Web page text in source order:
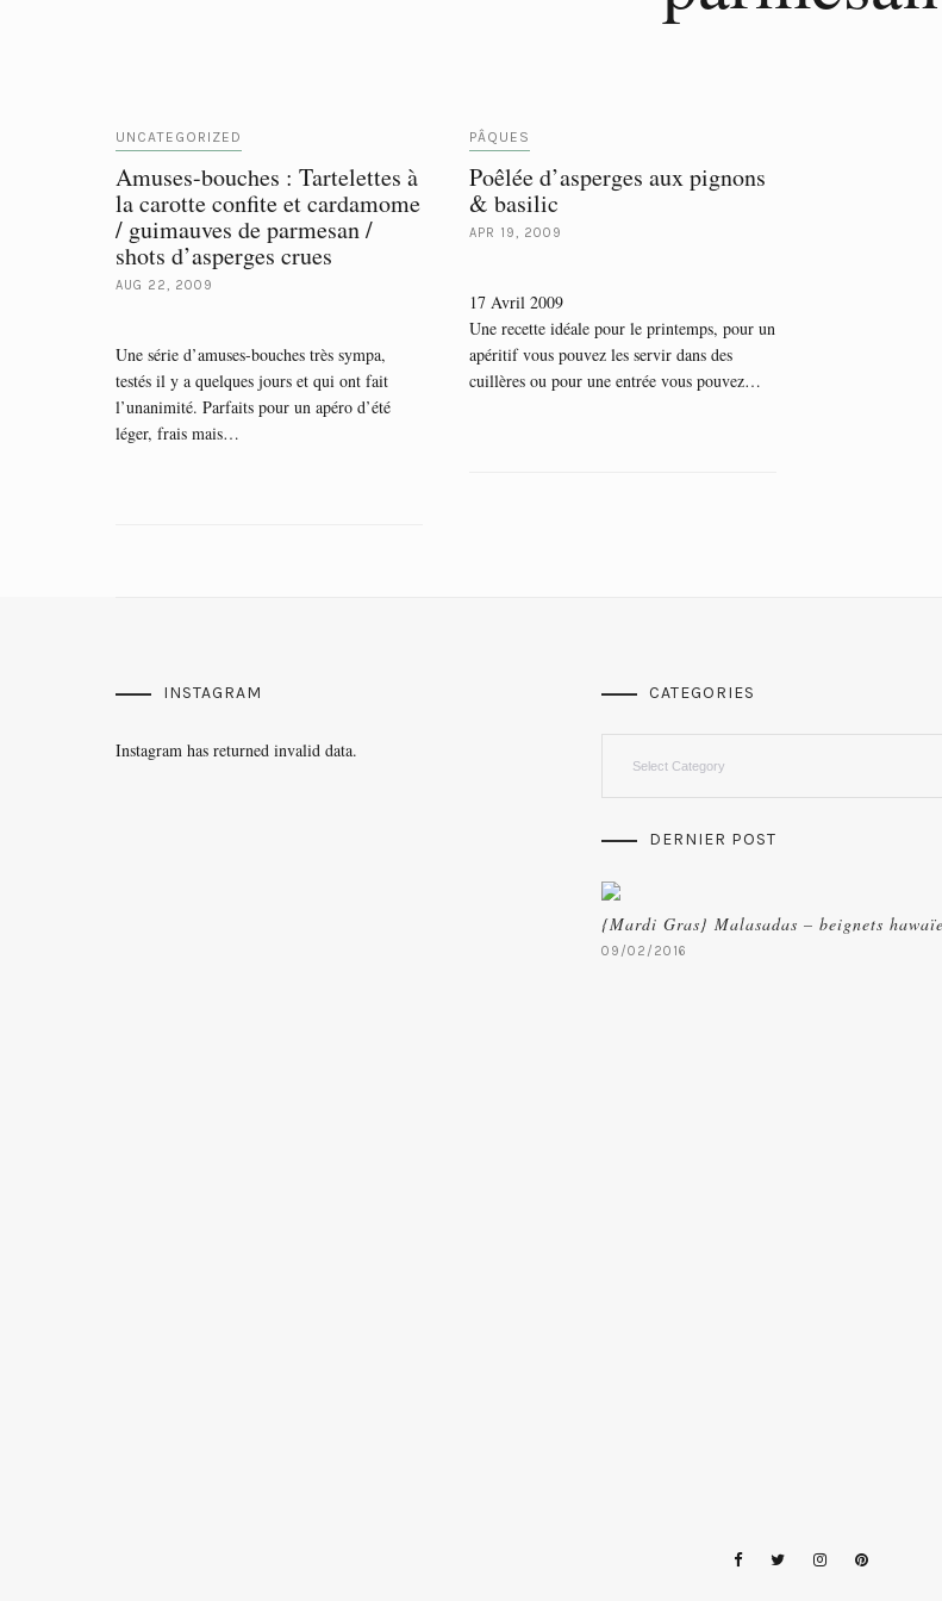
UNCATEGORIZED
Amuses-bouches : Tartelettes à
la carotte confite et cardamome
/ guimauves de parmesan /
shots d’asperges crues
AUG 22, 2009
Une série d’amuses-bouches très sympa,
testés il y a quelques jours et qui ont fait
l’unanimité. Parfaits pour un apéro d’été
léger, frais mais…
PÂQUES
Poêlée d’asperges aux pignons
& basilic
APR 19, 2009
17 Avril 2009
Une recette idéale pour le printemps, pour un
apéritif vous pouvez les servir dans des
cuillères ou pour une entrée vous pouvez…
INSTAGRAM
Instagram has returned invalid data.
CATEGORIES
DERNIER POST
{Mardi Gras} Malasadas – beignets
09/02/2016